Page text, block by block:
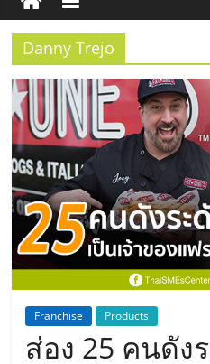
ธุรกิจ
SME
แห่ง
ประเทศไท
รวม
ธุรกิจ
Danny Trejo
Franchise Products
ส่อง 25 คนดัง